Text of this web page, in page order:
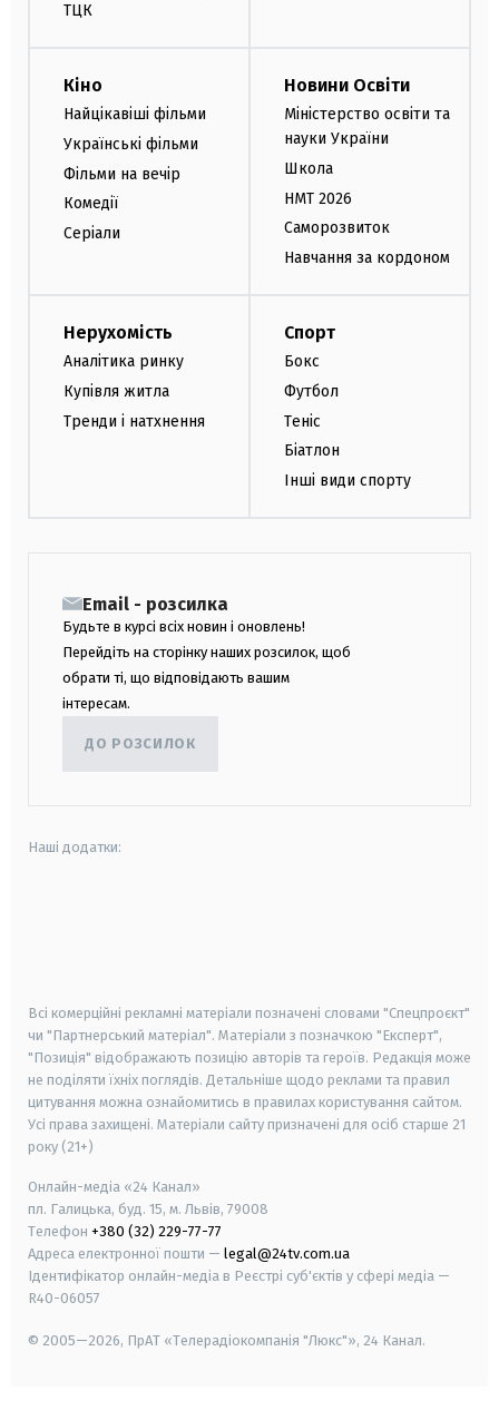
ТЦК
Кіно
Найцікавіші фільми
Українські фільми
Фільми на вечір
Комедії
Серіали
Новини Освіти
Міністерство освіти та
науки України
Школа
НМТ 2026
Саморозвиток
Навчання за кордоном
Нерухомість
Аналітика ринку
Купівля житла
Тренди і натхнення
Спорт
Бокс
Футбол
Теніс
Біатлон
Інші види спорту
Email - розсилка
Будьте в курсі всіх новин і оновлень!
Перейдіть на сторінку наших розсилок, щоб
обрати ті, що відповідають вашим
інтересам.
ДО РОЗСИЛОК
Наші додатки:
Всі комерційні рекламні матеріали позначені словами "Спецпроєкт"
чи "Партнерський матеріал". Матеріали з позначкою "Експерт",
"Позиція" відображають позицію авторів та героїв. Редакція може
не поділяти їхніх поглядів. Детальніше щодо реклами та правил
цитування можна ознайомитись в правилах користування сайтом.
Усі права захищені. Матеріали сайту призначені для осіб старше 21
року (21+)
Онлайн-медіа «24 Канал»
пл. Галицька, буд. 15, м. Львів, 79008
Телефон +380 (32) 229-77-77
Адреса електронної пошти — legal@24tv.com.ua
Ідентифікатор онлайн-медіа в Реєстрі суб'єктів у сфері медіа —
R40-06057
© 2005—2026, ПрАТ «Телерадіокомпанія "Люкс"», 24 Канал.